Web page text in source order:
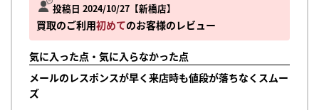
投稿日 2024/10/27 新橋店
買取のご利用初めてのお客様のレビュー
気に入った点・気に入らなかった点
メールのレスポンスが早く来店時も値段が落ちなくスムー
ズ